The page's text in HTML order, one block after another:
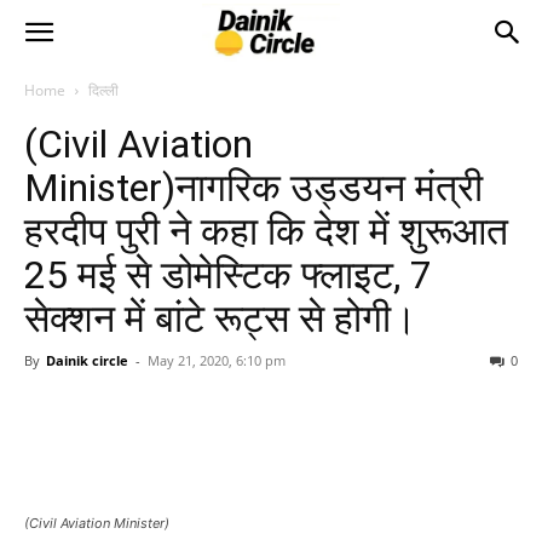
Home दिल्ली
(Civil Aviation
Minister)नागरिक उड्डयन मंत्री
हरदीप पुरी ने कहा कि देश में शुरूआत
25 मई से डोमेस्टिक फ्लाइट, 7
सेक्शन में बांटे रूट्स से होगी।
By Dainik circle - May 21, 2020, 6:10 pm 0
(Civil Aviation Minister)